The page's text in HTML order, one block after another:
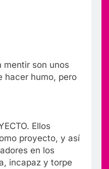
mentir son unos
hacer humo, pero
Ellos
proyecto, y así
en los
incapaz y torpe